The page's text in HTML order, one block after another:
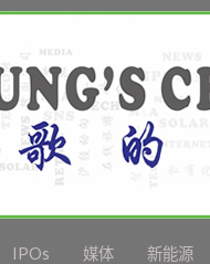
IPOs 媒体 新能源